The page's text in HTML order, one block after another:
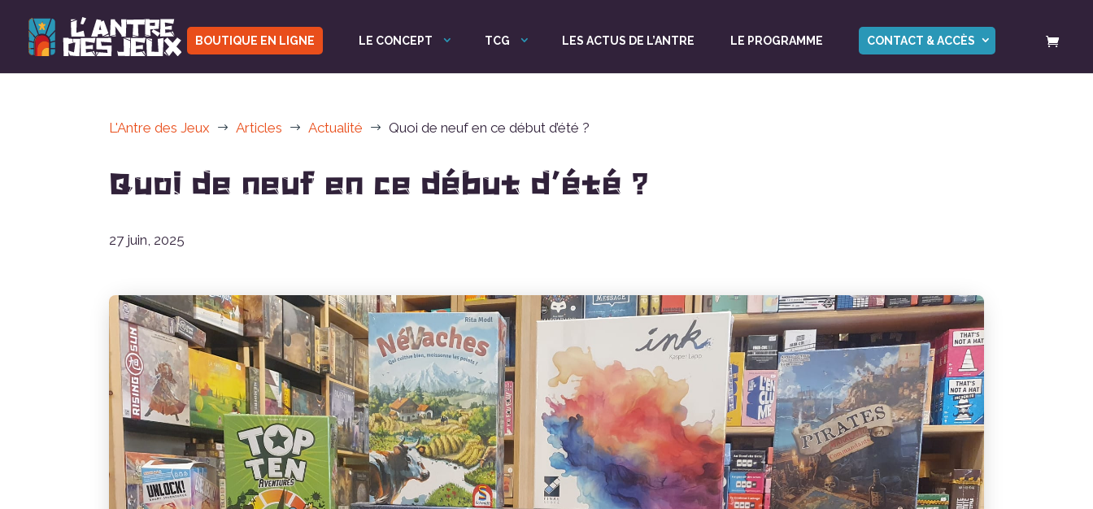
BOUTIQUE EN LIGNE LE CONCEPT TCG LES ACTUS DE L’ANTRE LE PROGRAMME CONTACT & ACCÈS
L'Antre des Jeux $ Articles $ Actualité $ Quoi de neuf en ce début d’été ?
Quoi de neuf en ce début d’été ?
27 juin, 2025